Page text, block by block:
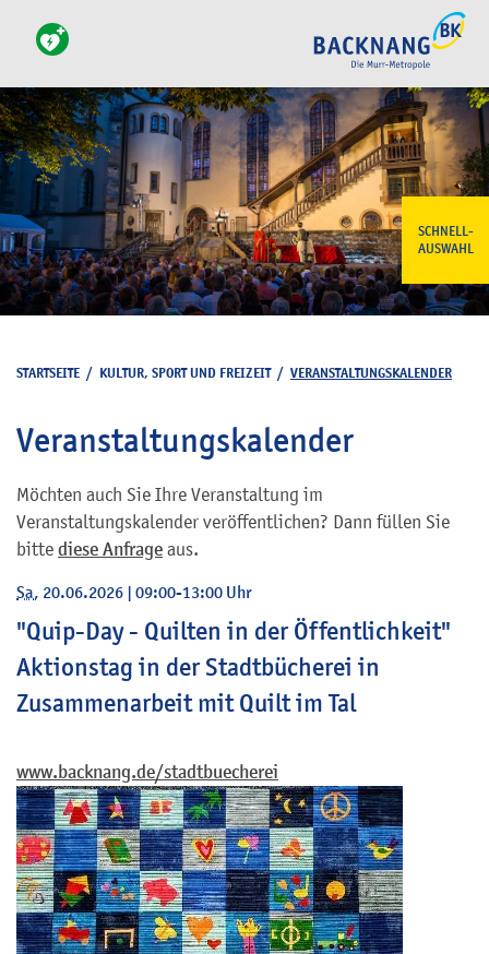
SCHNELL-
AUSWAHL
STARTSEITE / KULTUR, SPORT UND FREIZEIT/ VERANSTALTUNGSKALENDER
Veranstaltungskalender
Möchten auch Sie Ihre Veranstaltung im
Veranstaltungskalender veröffentlichen? Dann füllen Sie
bitte diese Anfrage aus.
Sa, 20.06.2026 | 09:00-13:00 Uhr
"Quip-Day - Quilten in der Öffentlichkeit"
Aktionstag in der Stadtbücherei in
Zusammenarbeit mit Quilt im Tal
www.backnang.de/stadtbuecherei